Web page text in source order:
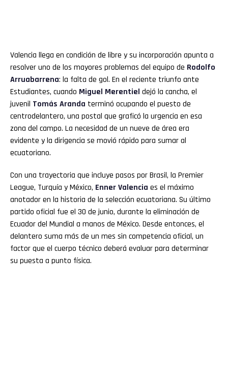
Valencia llega en condición de libre y su incorporación apunta a
resolver uno de los mayores problemas del equipo de Rodolfo
Arruabarrena: la falta de gol. En el reciente triunfo ante
Estudiantes, cuando Miguel Merentiel dejó la cancha, el
juvenil Tomás Aranda terminó ocupando el puesto de
centrodelantero, una postal que graficó la urgencia en esa
zona del campo. La necesidad de un nueve de área era
evidente y la dirigencia se movió rápido para sumar al
ecuatoriano.
Con una trayectoria que incluye pasos por Brasil, la Premier
League, Turquía y México, EnnerValencia es el máximo
anotador en la historia de la selección ecuatoriana. Su último
partido oficial fue el 30 de junio, durante la eliminación de
Ecuador del Mundial a manos de México. Desde entonces, el
delantero suma más de un mes sin competencia oficial, un
factor que el cuerpo técnico deberá evaluar para determinar
su puesta a punto física.